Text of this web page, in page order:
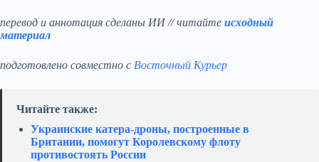
перевод и аннотация сделаны ИИ // читайте исходный
материал
подготовлено совместно с Восточный Курьер
Читайте также:
Украинские катера‑дроны, построенные в
Британии, помогут Королевскому флоту
противостоять России